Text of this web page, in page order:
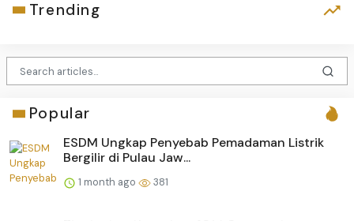
Trending
Popular
ESDM Ungkap Penyebab Pemadaman Listrik
Bergilir di Pulau Jaw...
1 month ago 381